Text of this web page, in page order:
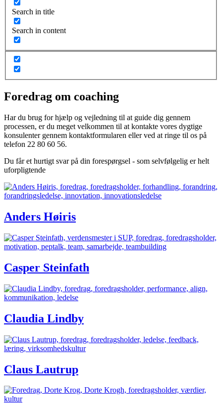
Search in title
Search in content
Foredrag om coaching
Har du brug for hjælp og vejledning til at guide dig gennem
processen, er du meget velkommen til at kontakte vores dygtige
konsulenter gennem kontaktformularen eller ved at ringe til os på
telefon 22 80 60 56.
Du får et hurtigt svar på din forespørgsel - som selvfølgelig er helt
uforpligtende
Anders Høiris
Casper Steinfath
Claudia Lindby
Claus Lautrup